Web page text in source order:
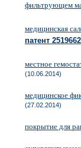
фильтрующем
медицинская
патент 2519662
местное
(10.06.2014)
медицинское
(27.02.2014)
покрытие для